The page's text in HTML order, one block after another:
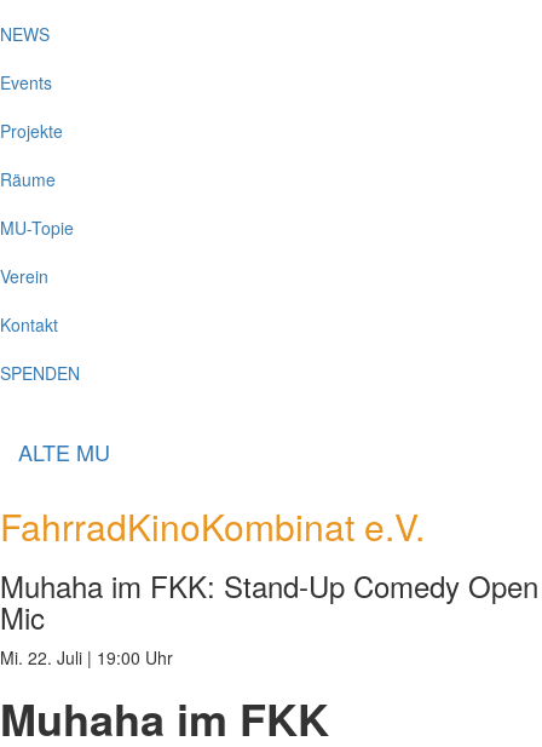
NEWS
Events
Projekte
Räume
MU-Topie
Verein
Kontakt
SPENDEN
ALTE MU
FahrradKinoKombinat e.V.
Muhaha im FKK: Stand-Up Comedy Open
Mic
Mi. 22. Juli | 19:00 Uhr
Muhaha im FKK